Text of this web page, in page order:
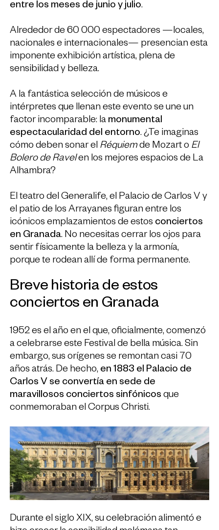
entre los meses de junio y julio.
Alrededor de 60 000 espectadores —locales,
nacionales e internacionales— presencian esta
imponente exhibición artística, plena de
sensibilidad y belleza.
A la fantástica selección de músicos e
intérpretes que llenan este evento se une un
factor incomparable: la monumental
espectacularidad del entorno. ¿Te imaginas
cómo deben sonar el Réquiemde Mozart o El
Bolero de Ravelen los mejores espacios de La
Alhambra?
El teatro del Generalife, el Palacio de Carlos V y
el patio de los Arrayanes figuran entre los
icónicos emplazamientos de estos conciertos
en Granada. No necesitas cerrar los ojos para
sentir físicamente la belleza y la armonía,
porque te rodean allí de forma permanente.
Breve historia de estos
conciertos en Granada
1952 es el año en el que, oficialmente, comenzó
a celebrarse este Festival de bella música. Sin
embargo, sus orígenes se remontan casi 70
años atrás. De hecho, en 1883 el Palacio de
Carlos V se convertía en sede de
maravillosos conciertos sinfónicos que
conmemoraban el Corpus Christi.
Durante el siglo XIX, su celebración alimentó e